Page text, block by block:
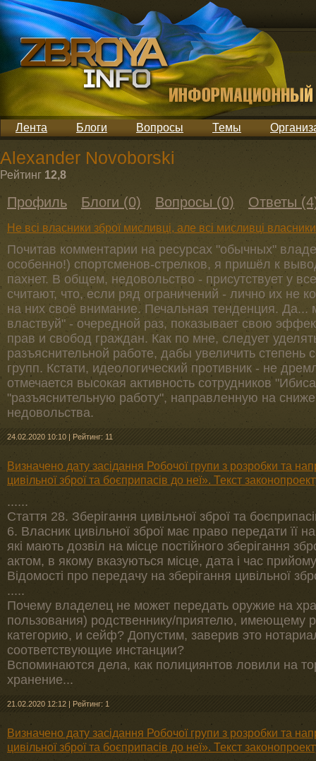
Лента Блоги Вопросы Темы
Alexander Novoborski
Рейтинг 12,8
Профиль Блоги (0) Вопросы (0) Ответы
Не всі власники зброї мисливці, але всі мисливці
Почитав комментарии на ресурсах "обычных"
особенно!) спортсменов-стрелков, я пришёл к
пахнет. В общем, недовольство - присутствует у
считают, что, если ряд ограничений - лично их не
на них своё внимание. Печальная тенденция. Да...
властвуй" - очередной раз, показывает свою
прав и свобод граждан. Как по мне, следует
разъяснительной работе, дабы увеличить степень
групп. Кстати, идеологический противник - не
отмечается высокая активность сотрудников
"разъяснительную работу", направленную на
недовольства.
24.02.2020 10:10 | Рейтинг: 11
Визначено дату засідання Робочої групи з розробки та
цивільної зброї та боєприпасів до неї». Текст
......
Стаття 28. Зберігання цивільної зброї та
6. Власник цивільної зброї має право передати її
які мають дозвіл на місце постійного зберігання
актом, в якому вказуються місце, дата і час
Відомості про передачу на зберігання цивільної
.....
Почему владелец не может передать оружие на
пользования) родственнику/приятелю, имеющему
категорию, и сейф? Допустим, заверив это
соответствующие инстанции?
Вспоминаются дела, как полициянтов ловили на
хранение...
21.02.2020 12:12 | Рейтинг: 1
Визначено дату засідання Робочої групи з розробки та
цивільної зброї та боєприпасів до неї». Текст